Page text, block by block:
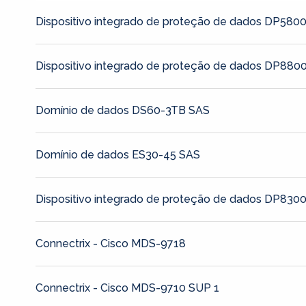
Dispositivo integrado de proteção de dados DP5800
Dispositivo integrado de proteção de dados DP8800
Domínio de dados DS60-3TB SAS
Domínio de dados ES30-45 SAS
Dispositivo integrado de proteção de dados DP8300
Connectrix - Cisco MDS-9718
Connectrix - Cisco MDS-9710 SUP 1